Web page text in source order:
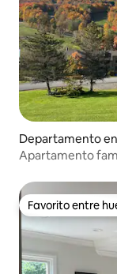
Departamento
gil
Apartamento
Favorito entre
Favorito entre